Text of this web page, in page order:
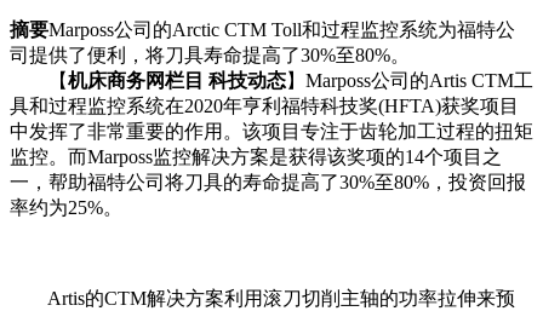
摘要Marposs公司的Arctic CTM Toll和过程监控系统为福特公
司提供了便利，将刀具寿命提高了30%至80%。
【机床商务网栏目 科技动态】Marposs公司的Artis CTM工
具和过程监控系统在2020年亨利福特科技奖(HFTA)获奖项目
中发挥了非常重要的作用。该项目专注于齿轮加工过程的扭矩
监控。而Marposs监控解决方案是获得该奖项的14个项目之
一，帮助福特公司将刀具的寿命提高了30%至80%，投资回报
率约为25%。
Artis的CTM解决方案利用滚刀切削主轴的功率拉伸来预